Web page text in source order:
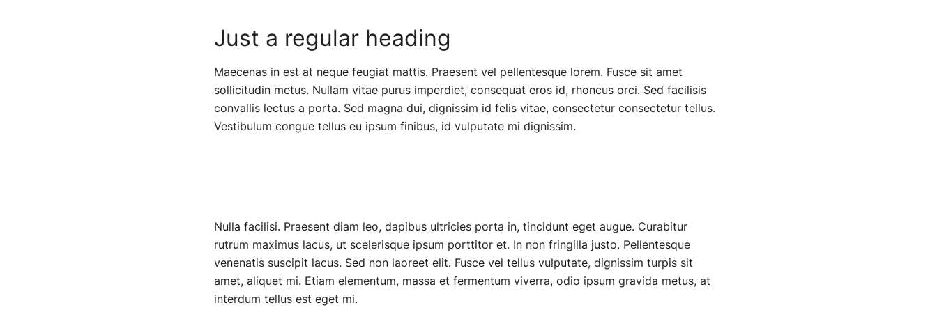
Just a regular heading
Maecenas in est at neque feugiat mattis. Praesent vel pellentesque lorem. Fusce sit amet
sollicitudin metus. Nullam vitae purus imperdiet, consequat eros id, rhoncus orci. Sed facilisis
convallis lectus a porta. Sed magna dui, dignissim id felis vitae, consectetur consectetur tellus.
Vestibulum congue tellus eu ipsum finibus, id vulputate mi dignissim.
Nulla facilisi. Praesent diam leo, dapibus ultricies porta in, tincidunt eget augue. Curabitur
rutrum maximus lacus, ut scelerisque ipsum porttitor et. In non fringilla justo. Pellentesque
venenatis suscipit lacus. Sed non laoreet elit. Fusce vel tellus vulputate, dignissim turpis sit
amet, aliquet mi. Etiam elementum, massa et fermentum viverra, odio ipsum gravida metus, at
interdum tellus est eget mi.